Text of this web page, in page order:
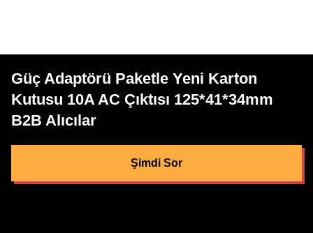
Güç Adaptörü Paketle Yeni Karton
Kutusu 10A AC Çıktısı 125*41*34mm
B2B Alıcılar
Şimdi Sor